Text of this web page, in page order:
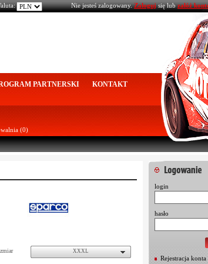
Nie jesteś zalogowany.Zalogujsię lubzałóż
PARTNERSKI KONTAKT
(0)
XXXL
login
hasło
Rejestracja konta